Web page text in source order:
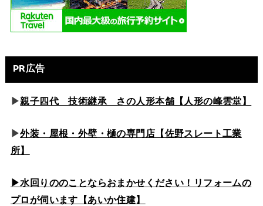
PR広告
▶親子四代 技術継承 さの人形本舗【人形の峰雲堂】
▶外装・屋根・外壁・樋の専門店【佐野スレート工業
所】
▶水回りののことならおまかせください！リフォームの
プロが伺います【あいか住建】